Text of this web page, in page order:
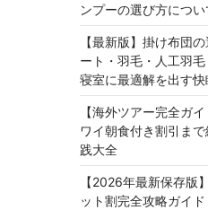
ンプーの選び方につい
【最新版】掛け布団
ート・羽毛・人工羽
寝室に最適解を出す快
【海外ツアー完全ガ
ワイ朝食付き割引ま
践大全
【2026年最新保存版
ット割完全攻略ガイ